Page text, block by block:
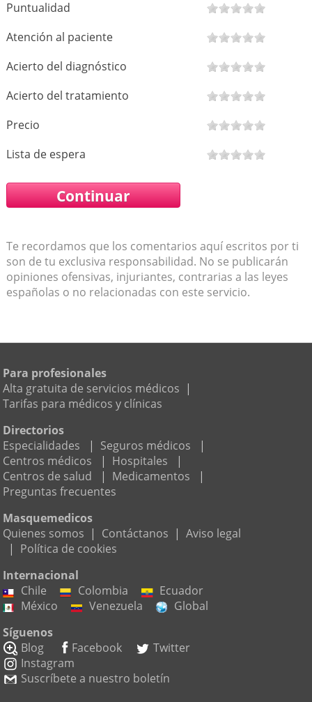
Puntualidad
Atención al paciente
Acierto del diagnóstico
Acierto del tratamiento
Precio
Lista de espera
Te recordamos que los comentarios aquí escritos por ti
son de tu exclusiva responsabilidad. No se publicarán
opiniones ofensivas, injuriantes, contrarias a las leyes
españolas o no relacionadas con este servicio.
Para profesionales
Alta gratuita de servicios médicos |
Tarifas para médicos y clínicas
Directorios
Especialidades
| Seguros médicos
|
Centros médicos
| Hospitales
|
Centros de salud
| Medicamentos
|
Preguntas frecuentes
Masquemedicos
Quienes somos | Contáctanos | Aviso legal
| Política de cookies
Internacional
Chile
Colombia
Ecuador
México
Venezuela
Global
Síguenos
Blog
Facebook
Twitter
Instagram
Suscríbete a nuestro boletín